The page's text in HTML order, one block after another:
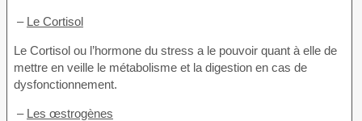
– Le Cortisol
Le Cortisol ou l’hormone du stress a le pouvoir quant à elle de
mettre en veille le métabolisme et la digestion en cas de
dysfonctionnement.
– Les œstrogènes